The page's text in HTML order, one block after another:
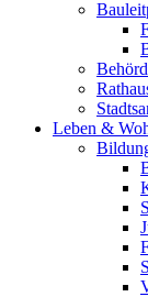
Leben &